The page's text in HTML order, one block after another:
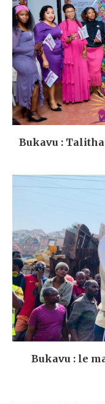
Bukavu :
Bukavu : le